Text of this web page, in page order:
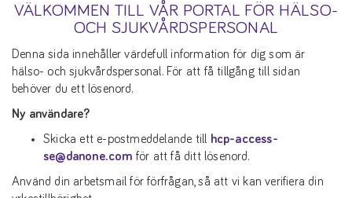
VÄLKOMMEN TILL VÅR PORTAL FÖR HÄLSO-
OCH SJUKVÅRDSPERSONAL
Denna sida innehåller värdefull information för dig som är
hälso- och sjukvårdspersonal. För att få tillgång till sidan
behöver du ett lösenord.
Ny användare?
Skicka ett e-postmeddelande till
hcp-access-
se@danone.com för att få ditt lösenord.
Använd din arbetsmail för förfrågan, så att vi kan verifiera din